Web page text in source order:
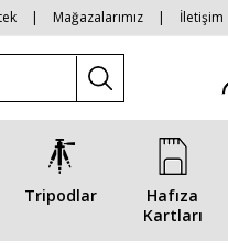
| Mağazalarımız | İletişim
Tripodlar
Hafıza
Kartları